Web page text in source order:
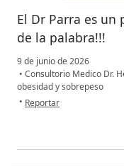
El Dr Parra es
de la palabra!!!
9 de junio de 2026
• Consultorio Medico Dr.
obesidad y sobrepeso
• en opinión del usuario MH
Reportar